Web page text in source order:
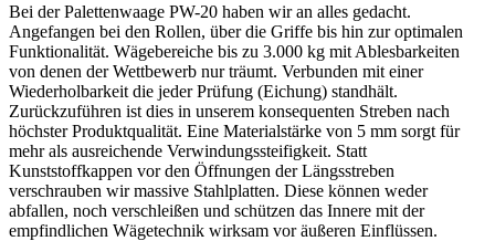
Bei der Palettenwaage PW-20 haben wir an alles gedacht.
Angefangen bei den Rollen, über die Griffe bis hin zur optimalen
Funktionalität. Wägebereiche bis zu 3.000 kg mit Ablesbarkeiten
von denen der Wettbewerb nur träumt. Verbunden mit einer
Wiederholbarkeit die jeder Prüfung (Eichung) standhält.
Zurückzuführen ist dies in unserem konsequenten Streben nach
höchster Produktqualität. Eine Materialstärke von 5 mm sorgt für
mehr als ausreichende Verwindungssteifigkeit. Statt
Kunststoffkappen vor den Öffnungen der Längsstreben
verschrauben wir massive Stahlplatten. Diese können weder
abfallen, noch verschleißen und schützen das Innere mit der
empfindlichen Wägetechnik wirksam vor äußeren Einflüssen.